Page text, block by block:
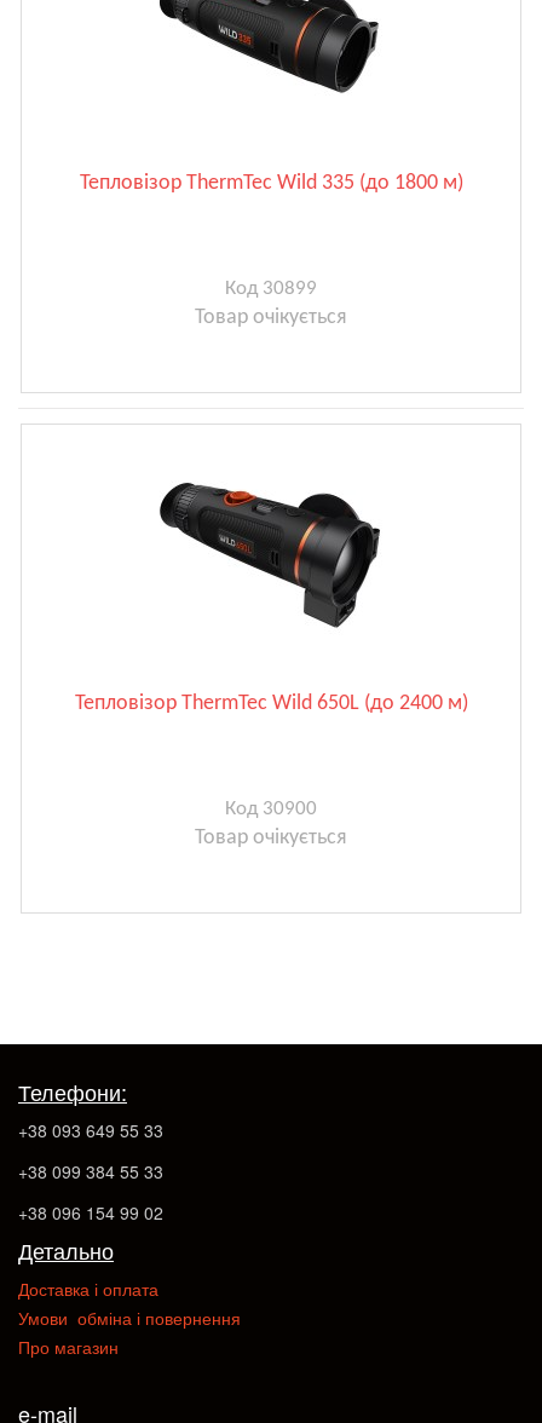
Тепловізор ThermTec Wild 335 (до 1800 м)
Код 30899
Товар очікується
Тепловізор ThermTec Wild 650L (до 2400 м)
Код 30900
Товар очікується
Телефони:
+38 093 649 55 33
+38 099 384 55 33
+38 096 154 99 02
Детально
Доставка і оплата
Умови обміна і повернення
Про магазин
e-mail